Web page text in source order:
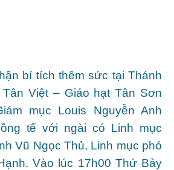
bí tích thêm sức tại Thánh
Việt – Giáo hạt Tân Sơn
mục Louis Nguyễn Anh
tế với ngài có Linh mục
Vũ Ngọc Thủ, Linh mục phó
Vào lúc 17h00 Thứ Bảy